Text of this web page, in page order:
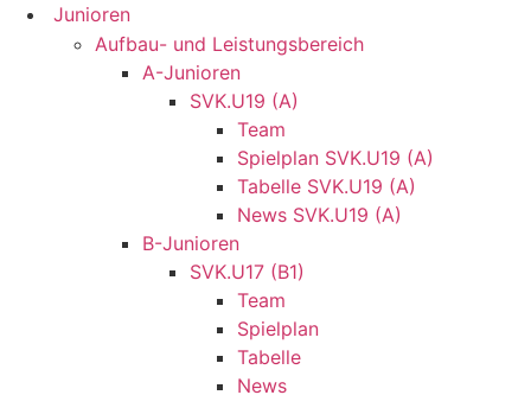
Junioren
Aufbau- und Leistungsbereich
A-Junioren
SVK.U19 (A)
Team
Spielplan SVK.U19 (A)
Tabelle SVK.U19 (A)
News SVK.U19 (A)
B-Junioren
SVK.U17 (B1)
Team
Spielplan
Tabelle
News